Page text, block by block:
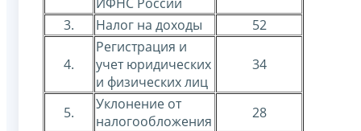
3.
Налог на доходы 52
4.
Регистрация и
учет юридических
и физических лиц
34
5.
Уклонение от
налогообложения
28